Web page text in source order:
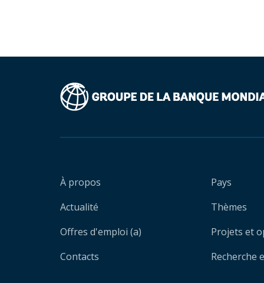
À propos
Actualité
Offres d'emploi (a)
Contacts
Pays
Thèmes
Projets et
Recherche